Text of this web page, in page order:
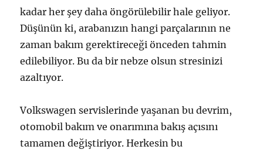
kadar her şey daha öngörülebilir hale geliyor.
Düşünün ki, arabanızın hangi parçalarının ne
zaman bakım gerektireceği önceden tahmin
edilebiliyor. Bu da bir nebze olsun stresinizi
azaltıyor.
Volkswagen servislerinde yaşanan bu devrim,
otomobil bakım ve onarımına bakış açısını
tamamen değiştiriyor. Herkesin bu